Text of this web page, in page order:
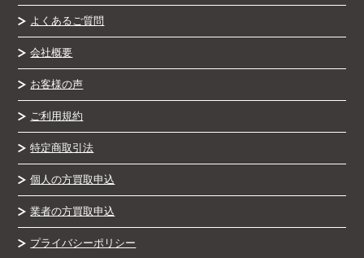
よくあるご質問
会社概要
お客様の声
ご利用規約
特定商取引法
個人の方買取申込
業者の方買取申込
プライバシーポリシー